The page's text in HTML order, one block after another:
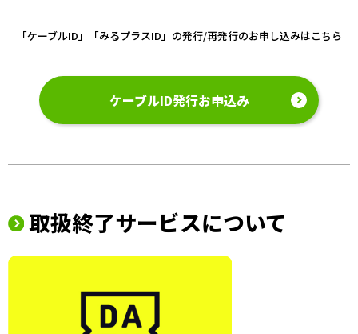
「ケーブルID」「みるプラスID」の発行/再発行のお申し込みはこちら
ケーブルID発行お申込み
取扱終了サービスについて